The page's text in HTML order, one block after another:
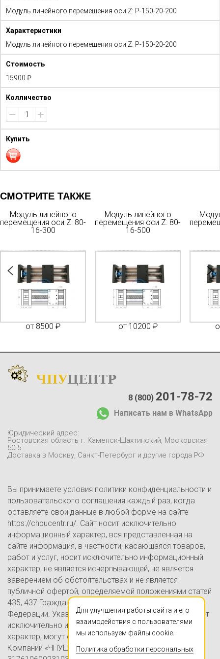
Модуль линейного перемещения оси Z: P-150-20-200
Модуль линейного перемещения оси Z: P-150-20-200
15900 ₽
СМОТРИТЕ ТАКЖЕ
Модуль линейного
перемещения оси Z: 80-
16-300
от 8500 ₽
Модуль линейного
перемещения оси Z: 80-
16-500
от 10200 ₽
ЧПУЦЕНТР
Доставка и оплата
Контакты
8 (800) 201-78-72
Написать нам в WhatsApp
Юридический адрес:
Ростовская область г. Каменск-Шахтинский, Московская
50-5
Доставка в Москву, Санкт-Петербург и другие города РФ
Вы принимаете условия политики конфиденциальности и
пользовательского соглашения каждый раз, когда
оставляете свои данные в любой форме на сайте
https://chpucentr.ru/. Сайт носит исключительно
информационный характер, вся представленная на
сайте информация, в частности, касающаяся товаров,
работ и услуг, носит исключительно информационный
характер, не является исчерпывающей, не является
заверением об обстоятельствах и не является
публичной офертой, определяемой положениями статей
435, 437 Гражданского кодекса Российской
Федерации. Указанные на настоящем Сайте цены носят
исключительно информационно-ознакомительный
характер, могут отличаться от действительных цен в
Компании «ЧПУЦЕНТР» (ИП Ершов А.В., ОГРНИП
Для улучшения работы сайта и его
взаимодействия с пользователями
мы используем файлы cookie.
Политика обработки персональных